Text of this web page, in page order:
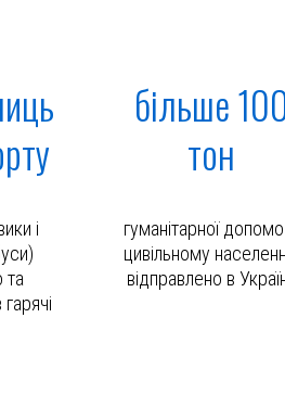
і
та
більше
тон
гуманітарної
цивільному
відправлено в